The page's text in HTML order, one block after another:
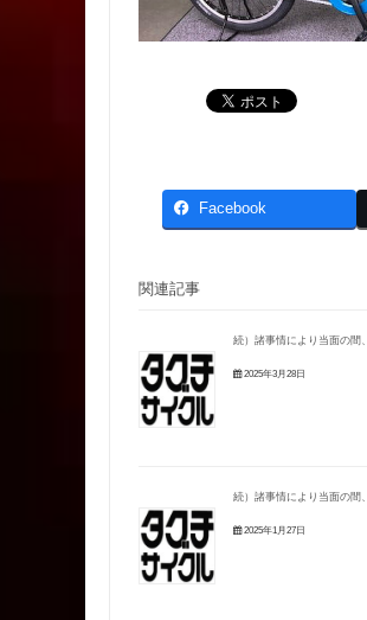
Facebook
関連記事
続）諸事情により当面の間
2025年3月28日
続）諸事情により当面の間
2025年1月27日